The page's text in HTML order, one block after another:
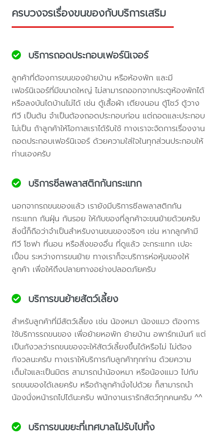
ครบวงจรเรื่องขนของกับบริการเสริม
บริการถอดประกอบเฟอร์นิเจอร์
ลูกค้าที่ต้องการขนของย้ายบ้าน หรือห้องพัก และมี
เฟอร์นิเจอร์ที่มีขนาดใหญ่ ไม่สามารถออกจากประตูห้องพักได้
หรือลงบันไดบ้านไม่ได้ เช่น ตู้เสื้อผ้า เตียงนอน ตู้โชว์ ตู้วาง
ทีวี เป็นต้น จำเป็นต้องถอดประกอบก่อน แต่ถอดและประกอบ
ไม่เป็น ถ้าลูกค้าให้โอกาสเราได้รับใช้ ทางเราจะจัดการเรื่องงาน
ถอดประกอบเฟอร์นิเจอร์ ด้วยความใส่ใจในทุกส่วนประกอบให้
ท่านเองครับ
บริการซีลพลาสติกกันกระแทก
นอกจากรถขนของแล้ว เรายังมีบริการซีลพลาสติกกัน
กระแทก กันฝุ่น กันรอย ให้กับของที่ลูกค้าจะขนย้ายด้วยครับ
สิ่งนี้ก็ถือว่าจำเป็นสำหรับงานขนของจริงๆ เช่น หากลูกค้ามี
ทีวี โซฟา ที่นอน หรือสิ่งของอื่น ที่ดูแล้ว จะกระแทก เปอะ
เปื้อน ระหว่างการขนย้าย ทางเราก็จะบริการห่อหุ้มของให้
ลูกค้า เพื่อให้ถึงปลายทางอย่างปลอดภัยครับ
บริการขนย้ายสัตว์เลี้ยง
สำหรับลูกค้าที่มีสัตว์เลี้ยง เช่น น้องหมา น้องแมว ต้องการ
ใช้บริการรถขนของ เพื่อย้ายหอพัก ย้ายบ้าน อพาร์ทเม้นท์ แต่
เป็นกังวลว่ารถขนของจะให้สัตว์เลี้ยงขึ้นได้หรือไม่ ไม่ต้อง
กังวลนะครับ ทางเราให้บริการกับลูกค้าทุกท่าน ด้วยความ
เต็มใจและเป็นมิตร สามารถนำน้องหมา หรือน้องแมว ไปกับ
รถขนของได้เลยครับ หรือถ้าลูกค้านั่งไปด้วย ก็สามารถนำ
น้องนั่งหน้ารถไปได้นะครับ พนักงานเรารักสัตว์ทุกคนครับ ^^
บริการขนขยะที่เทศบาลไม่รับไปทิ้ง